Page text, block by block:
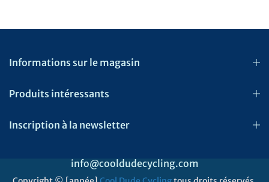
Informations sur le magasin
Produits intéressants
Inscription à la newsletter
info@cooldudecycling.com